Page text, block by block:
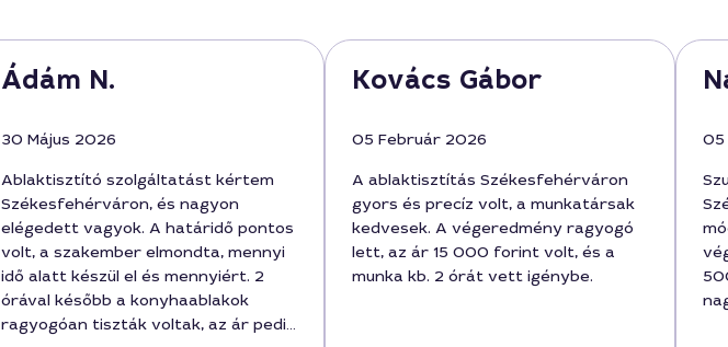
Ádám N.
30 Május 2026
Ablaktisztító szolgáltatást kértem
Székesfehérváron, és nagyon
elégedett vagyok. A határidő pontos
volt, a szakember elmondta, mennyi
idő alatt készül el és mennyiért. 2
órával később a konyhaablakok
ragyogóan tiszták voltak, az ár pedig
Kovács Gábor
05 Február 2026
A ablaktisztítás Székesfehérváron
gyors és precíz volt, a munkatársak
kedvesek. A végeredmény ragyogó
lett, az ár 15 000 forint volt, és a
munka kb. 2 órát vett igénybe.
05